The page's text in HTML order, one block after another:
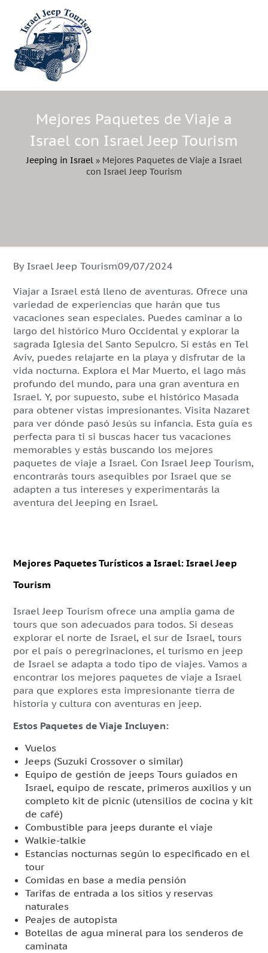
Mejores Paquetes de Viaje a
Israel con Israel Jeep Tourism
Jeeping in Israel» Mejores Paquetes de Viaje a Israel
con Israel Jeep Tourism
By Israel Jeep Tourism09/07/2024
Viajar a Israel está lleno de aventuras. Ofrece una
variedad de experiencias que harán que tus
vacaciones sean especiales. Puedes caminar a lo
largo del histórico Muro Occidental y explorar la
sagrada Iglesia del Santo Sepulcro. Si estás en Tel
Aviv, puedes relajarte en la playa y disfrutar de la
vida nocturna. Explora el Mar Muerto, el lago más
profundo del mundo, para una gran aventura en
Israel. Y, por supuesto, sube el histórico Masada
para obtener vistas impresionantes. Visita Nazaret
para ver dónde pasó Jesús su infancia. Esta guía es
perfecta para ti si buscas hacer tus vacaciones
memorables y estás buscando los mejores
paquetes de viaje a Israel. Con Israel Jeep Tourism,
encontrarás tours asequibles por Israel que se
adapten a tus intereses y experimentarás la
aventura del Jeeping en Israel.
Mejores Paquetes Turísticos a Israel: Israel Jeep
Tourism
Israel Jeep Tourism ofrece una amplia gama de
tours que son adecuados para todos. Si deseas
explorar el norte de Israel, el sur de Israel, tours
por el país o peregrinaciones, el turismo en jeep
de Israel se adapta a todo tipo de viajes. Vamos a
encontrar los mejores paquetes de viaje a Israel
para que explores esta impresionante tierra de
historia y cultura con aventuras en jeep.
Estos Paquetes de Viaje Incluyen:
Vuelos
Jeeps (Suzuki Crossover o similar)
Equipo de gestión de jeeps Tours guiados en
Israel, equipo de rescate, primeros auxilios y un
completo kit de picnic (utensilios de cocina y kit
de café)
Combustible para jeeps durante el viaje
Walkie-talkie
Estancias nocturnas según lo especificado en el
tour
Comidas en base a media pensión
Tarifas de entrada a los sitios y reservas
naturales
Peajes de autopista
Botellas de agua mineral para los senderos de
caminata